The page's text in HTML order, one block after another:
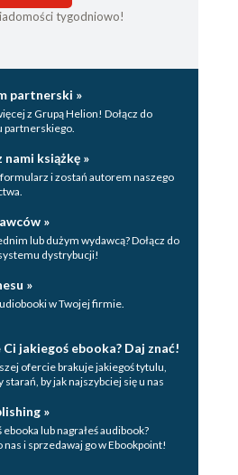
tygodniowo!
partnerski »
z Grupą Helion! Dołącz do
partnerskiego.
nami książkę »
i zostań autorem naszego
»
lub dużym wydawcą? Dołącz do
dystrybucji!
»
w Twojej firmie.
Ci jakiegoś ebooka? Daj znać!
ofercie brakuje jakiegoś tytulu,
starań, by jak najszybciej się u nas
»
ebooka lub nagrałeś audibook?
nas i sprzedawaj go w Ebookpoint!